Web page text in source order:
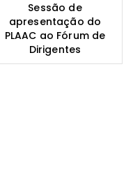
Sessão de
apresentação do
PLAAC ao Fórum de
Dirigentes